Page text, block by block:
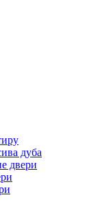
дуба
двери